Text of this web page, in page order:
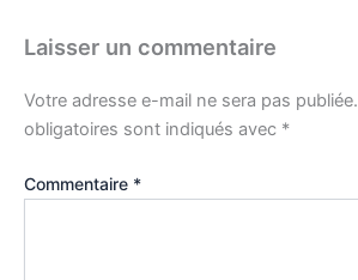
Laisser un commentaire
Votre adresse e-mail ne sera pas publiée.
obligatoires sont indiqués avec *
Commentaire *